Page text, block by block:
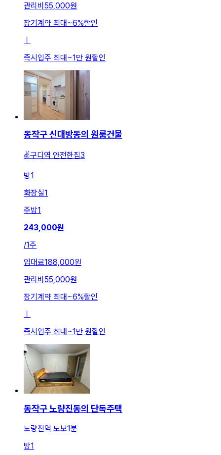
관리비 55,000원
장기계약 최대~6%할인
ㅣ
즉시입주 최대~1만 원할인
동작구 신대방동의 원룸건물
✌️구디역 안전한집3
방1
화장실1
주방1
243,000원
/1주
임대료188,000원
관리비 55,000원
장기계약 최대 ~6%할인
즉시입주 최대 ~1만 원할인
동작구 노량진동의 단독주택
노량진역 도보1분
방1